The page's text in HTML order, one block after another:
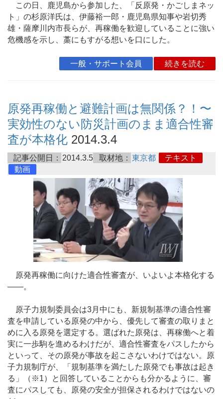
この日、鹿児島から参加した、「反原発・かごしまネッ
ト」の杉原洋氏は、伊藤裕一郎・鹿児島県知事や岩切秀
雄・薩摩川内市長らが、再稼働を歓迎していることに強い
危機感を示し、藁にもすがる想いを口にした。
一般・サポート会員 続きを読む
原発再稼働と避難計画は無関係？！〜
実効性のない防災計画のまま適合性審
査が本格化 2014.3.4
記事公開日： 2014.3.5 取材地： 東京都
テキスト
動画
原発再稼働に向けた適合性審査が、いよいよ本格化する
――。
原子力規制委員会は3月中にも、新規制基準の適合性審
査を申請している原発の中から、優先して審査の取りまと
めに入る原発を選定する。選ばれた原発は、再稼働へと着
実に一歩駒を進めるわけだが、適合性審査をパスしたから
といって、その原発が事故を起こさないわけではない。原
子力規制庁が、「規制基準を満たした原発でも事故は起き
る」（※1）と回答していることからも分かるように、審
査にパスしても、原発の安全が担保されるわけではないの